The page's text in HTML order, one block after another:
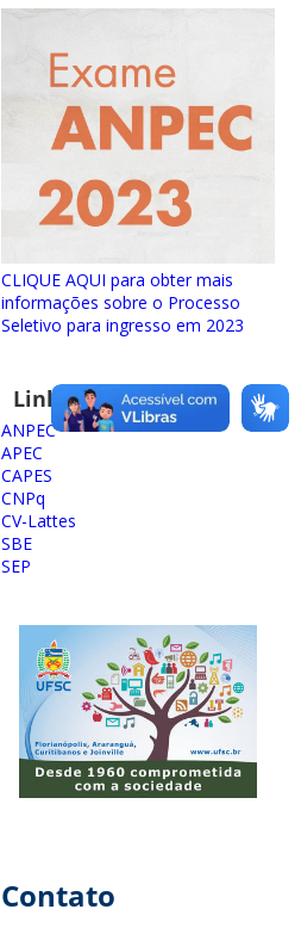
CLIQUE AQUI para obter mais
informações sobre o Processo
Seletivo para ingresso em 2023
Links importantes
ANPEC
APEC
CAPES
CNPq
CV-Lattes
SBE
SEP
Contato